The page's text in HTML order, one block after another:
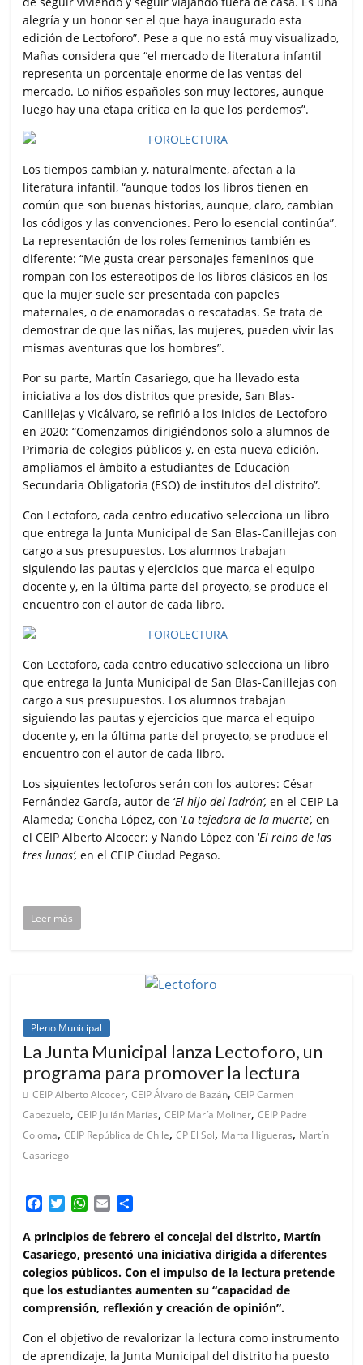
alegría y un honor ser el que haya inaugurado esta
edición de Lectoforo”. Pese a que no está muy visualizado,
Mañas considera que “el mercado de literatura infantil
representa un porcentaje enorme de las ventas del
mercado. Lo niños españoles son muy lectores, aunque
luego hay una etapa crítica en la que los perdemos”.
Los tiempos cambian y, naturalmente, afectan a la
literatura infantil, “aunque todos los libros tienen en
común que son buenas historias, aunque, claro, cambian
los códigos y las convenciones. Pero lo esencial continúa”.
La representación de los roles femeninos también es
diferente: “Me gusta crear personajes femeninos que
rompan con los estereotipos de los libros clásicos en los
que la mujer suele ser presentada con papeles
maternales, o de enamoradas o rescatadas. Se trata de
demostrar de que las niñas, las mujeres, pueden vivir las
mismas aventuras que los hombres”.
Por su parte, Martín Casariego, que ha llevado esta
iniciativa a los dos distritos que preside, San Blas-
Canillejas y Vicálvaro, se refirió a los inicios de Lectoforo
en 2020: “Comenzamos dirigiéndonos solo a alumnos de
Primaria de colegios públicos y, en esta nueva edición,
ampliamos el ámbito a estudiantes de Educación
Secundaria Obligatoria (ESO) de institutos del distrito”.
Con Lectoforo, cada centro educativo selecciona un libro
que entrega la Junta Municipal de San Blas-Canillejas con
cargo a sus presupuestos. Los alumnos trabajan
siguiendo las pautas y ejercicios que marca el equipo
docente y, en la última parte del proyecto, se produce el
encuentro con el autor de cada libro.
Con Lectoforo, cada centro educativo selecciona un libro
que entrega la Junta Municipal de San Blas-Canillejas con
cargo a sus presupuestos. Los alumnos trabajan
siguiendo las pautas y ejercicios que marca el equipo
docente y, en la última parte del proyecto, se produce el
encuentro con el autor de cada libro.
Los siguientes lectoforos serán con los autores: César
Fernández García, autor de ‘El hijo del ladrón’, en el CEIP La
Alameda; Concha López, con ‘La tejedora de la muerte’,en
el CEIP Alberto Alcocer; y Nando López con ‘El reino de las
tres lunas’, en el CEIP Ciudad Pegaso.
Leer más
Pleno Municipal
La Junta Municipal lanza Lectoforo, un
programa para promover la lectura
CEIP Alberto Alcocer,CEIP Álvaro de Bazán,CEIP Carmen
Cabezuelo,CEIP Julián Marías,CEIP María Moliner,CEIP Padre
Coloma,CEIP República de Chile,CP El Sol, Marta Higueras, Martín
Casariego
c
e
b
o
k
i
t
t
e
W
a
t
s
A
p
a
i
l
m
p
a
r
t
i
r
A principios de febrero el concejal del distrito, Martín
Casariego, presentó una iniciativa dirigida a diferentes
colegios públicos. Con el impulso de la lectura pretende
que los estudiantes aumenten su “capacidad de
comprensión, reflexión y creación de opinión”.
Con el objetivo de revalorizar la lectura como instrumento
de aprendizaje, la Junta Municipal del distrito ha puesto